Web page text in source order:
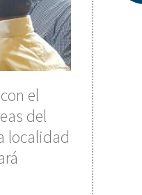
el
del
localidad